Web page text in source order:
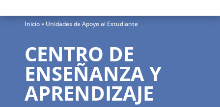
Inicio» Unidades de Apoyo al Estudiante
CENTRO DE
ENSEÑANZA Y
APRENDIZAJE